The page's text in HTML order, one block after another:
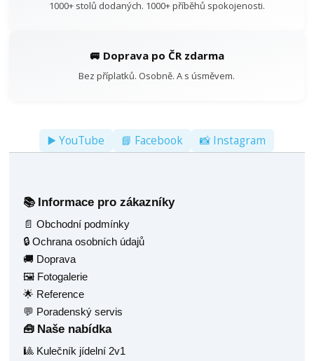
1000+ stolů dodaných. 1000+ příběhů spokojenosti.
🚐 Doprava po ČR zdarma
Bez příplatků. Osobně. A s úsměvem.
▶️ YouTube 📘 Facebook 📸 Instagram
📚 Informace pro zákazníky
📄 Obchodní podmínky
🔒 Ochrana osobních údajů
🚚 Doprava
🖼️ Fotogalerie
🌟 Reference
💬 Poradenský servis
🧰 Naše nabídka
🎱 Kulečník jídelní 2v1